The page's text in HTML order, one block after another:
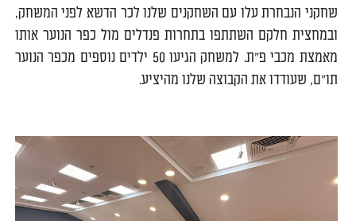
שחקני הנבחרת עלו עם השחקנים שלנו לכר הדשא לפני המשחק,
ובמחצית חלקם השתתפו בתחרות פנדלים מול כפר הנוער אותו
מאמצת מכבי פ"ת. למשחק הגיעו 50 ילדים נוספים מכפר הנוער
תו"ם, שעודדו את הקבוצה שלנו מהיציע.